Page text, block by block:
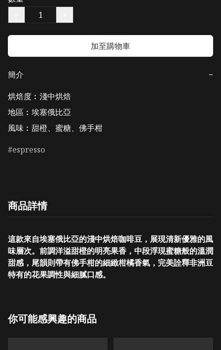
加至購物車
簡介
−
烘焙度︰淺中烘焙
地區︰埃塞俄比亞
風味︰甜橙、蜜糖、佛手柑
espresso
商品詳情
這款來自埃塞俄比亞的淺中烘焙咖啡豆，展現清新優雅的風
味層次。前調洋溢甜橙的明亮果香，中段浮現蜜糖般的溫潤
甜感，尾韻則帶有佛手柑的細緻柑橘香氣，完美詮釋非洲豆
特有的花果調性與細膩口感。
你可能感興趣的商品